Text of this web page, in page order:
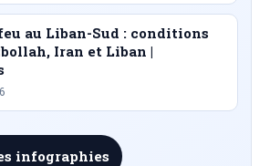
au Liban-Sud : conditions
Iran et Liban |
infographies